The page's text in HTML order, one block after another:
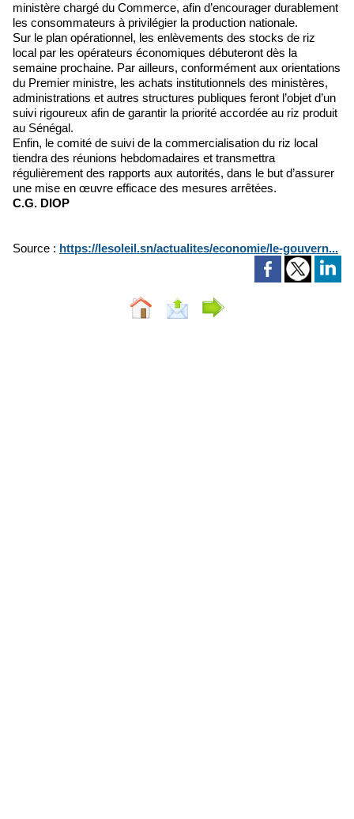
ministère chargé du Commerce, afin d’encourager durablement
les consommateurs à privilégier la production nationale.
Sur le plan opérationnel, les enlèvements des stocks de riz
local par les opérateurs économiques débuteront dès la
semaine prochaine. Par ailleurs, conformément aux orientations
du Premier ministre, les achats institutionnels des ministères,
administrations et autres structures publiques feront l’objet d’un
suivi rigoureux afin de garantir la priorité accordée au riz produit
au Sénégal.
Enfin, le comité de suivi de la commercialisation du riz local
tiendra des réunions hebdomadaires et transmettra
régulièrement des rapports aux autorités, dans le but d’assurer
une mise en œuvre efficace des mesures arrêtées.
C.G. DIOP
Source : https://lesoleil.sn/actualites/economie/le-gouvern...